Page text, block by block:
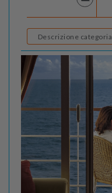
Descrizione categoria